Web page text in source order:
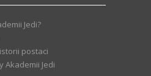
Jedi?
postaci
Akademii Jedi